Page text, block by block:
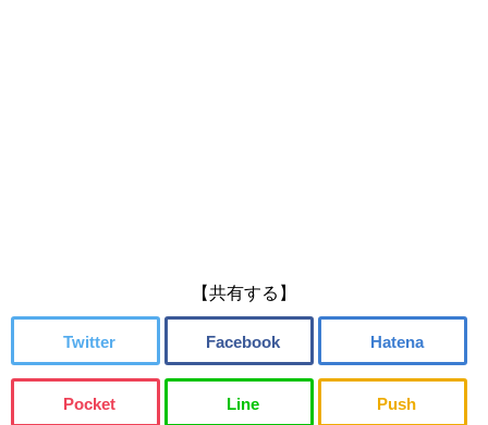
【共有する】